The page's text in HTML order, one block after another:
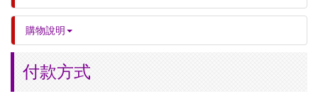
購物說明
付款方式